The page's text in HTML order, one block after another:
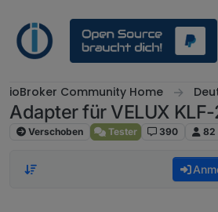
ioBroker Community Home
Adapter für VELUX
Verschoben Tester 390 82